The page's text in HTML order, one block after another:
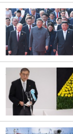
2025/09/06
2025/08/19
2025/07/28